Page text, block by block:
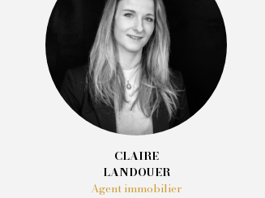
CLAIRE
LANDOUER
Agent immobilier